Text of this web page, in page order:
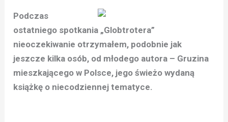
Podczas
ostatniego spotkania „Globtrotera”
nieoczekiwanie otrzymałem, podobnie jak
jeszcze kilka osób, od młodego autora – Gruzina
mieszkającego w Polsce, jego świeżo wydaną
książkę o niecodziennej tematyce.